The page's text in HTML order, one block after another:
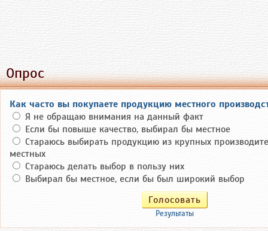
Опрос
Как часто вы покупаете продукцию местного
Я не обращаю внимания на данный факт
Если бы повыше качество, выбирал бы местное
Стараюсь выбирать продукцию из крупных
местных
Стараюсь делать выбор в пользу них
Выбирал бы местное, если бы был широкий выбор
Результаты